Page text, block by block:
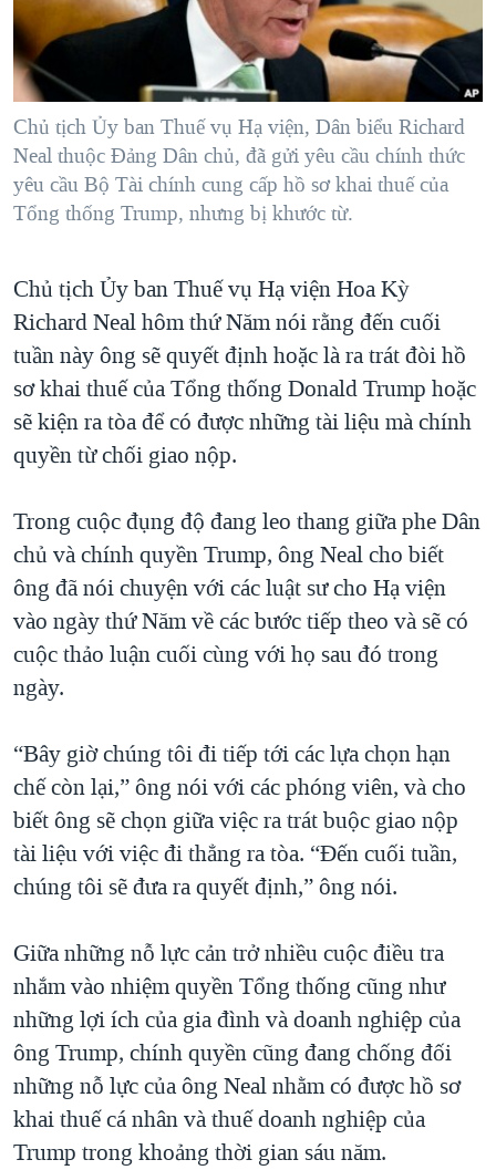
"Tìm"NGƯỜI VIỆT HẢI NGOẠI
KINH TẾ
KHOA HỌC
SỨC KHOẺ
VĂN HOÁ
GIÁO DỤC
TẠI
HÀNH TRÌNH BẦU CỬ 2024
MỘT NĂM CHIẾN TRANH TẠI DẢI GAZA
GIẢI MÃ VÀNH ĐAI & CON ĐƯỜNG
NGÀY TỊ NẠN THẾ GIỚI
TRỊNH VĨNH BÌNH - NGƯỜI HẠ 'BÊN THẮNG CUỘC'
CHI PHÍ CHIẾN TRANH AFGHANISTAN
CÁC GIÁ TRỊ CỘNG HÒA Ở VIỆT NAM
THƯỢNG ĐỈNH TRUMP-KIM TẠI VIỆT NAM
TRỊNH VĨNH BÌNH VS. CHÍNH PHỦ VIỆT NAM
NGƯ DÂN VIỆT VÀ LÀN SÓNG TRỘM HẢI SÂM
QUAN HỆ VIỆT MỸ
VIDEO
NGHE
MẠNG XÃ HỘI
Ngôn ngữ khác
Chủ tịch Ủy ban Thuế vụ Hạ viện, Dân biểu Richard
Neal thuộc Đảng Dân chủ, đã gửi yêu cầu chính thức
yêu cầu Bộ Tài chính cung cấp hồ sơ khai thuế của
Tổng thống Trump, nhưng bị khước từ.
Chủ tịch Ủy ban Thuế vụ Hạ viện Hoa Kỳ
Richard Neal hôm thứ Năm nói rằng đến cuối
tuần này ông sẽ quyết định hoặc là ra trát đòi hồ
sơ khai thuế của Tổng thống Donald Trump hoặc
sẽ kiện ra tòa để có được những tài liệu mà chính
quyền từ chối giao nộp.
Trong cuộc đụng độ đang leo thang giữa phe Dân
chủ và chính quyền Trump, ông Neal cho biết
ông đã nói chuyện với các luật sư cho Hạ viện
vào ngày thứ Năm về các bước tiếp theo và sẽ có
cuộc thảo luận cuối cùng với họ sau đó trong
ngày.
“Bây giờ chúng tôi đi tiếp tới các lựa chọn hạn
chế còn lại,” ông nói với các phóng viên, và cho
biết ông sẽ chọn giữa việc ra trát buộc giao nộp
tài liệu với việc đi thẳng ra tòa. “Đến cuối tuần,
chúng tôi sẽ đưa ra quyết định,” ông nói.
Giữa những nỗ lực cản trở nhiều cuộc điều tra
nhắm vào nhiệm quyền Tổng thống cũng như
những lợi ích của gia đình và doanh nghiệp của
ông Trump, chính quyền cũng đang chống đối
những nỗ lực của ông Neal nhằm có được hồ sơ
khai thuế cá nhân và thuế doanh nghiệp của
Trump trong khoảng thời gian sáu năm.